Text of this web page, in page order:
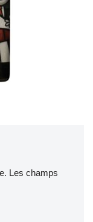
Les champs